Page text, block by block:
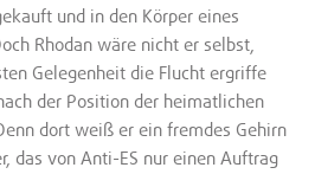
und in den Körper eines
Rhodan wäre nicht er selbst,
Gelegenheit die Flucht ergriffe
der Position der heimatlichen
dort weiß er ein fremdes Gehirn
das von Anti-ES nur einen Auftrag